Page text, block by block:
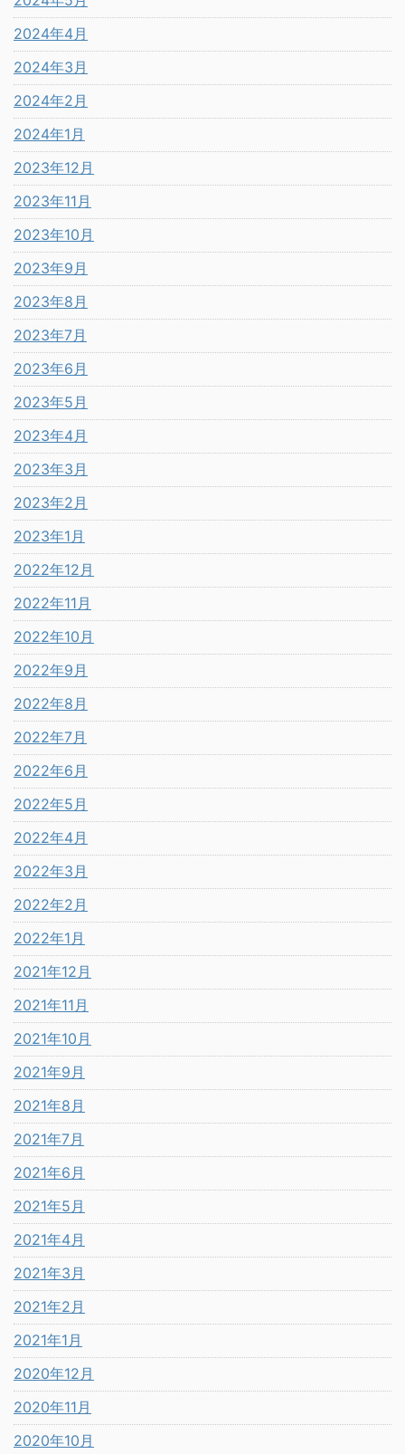
2024年4月
2024年3月
2024年2月
2024年1月
2023年12月
2023年11月
2023年10月
2023年9月
2023年8月
2023年7月
2023年6月
2023年5月
2023年4月
2023年3月
2023年2月
2023年1月
2022年12月
2022年11月
2022年10月
2022年9月
2022年8月
2022年7月
2022年6月
2022年5月
2022年4月
2022年3月
2022年2月
2022年1月
2021年12月
2021年11月
2021年10月
2021年9月
2021年8月
2021年7月
2021年6月
2021年5月
2021年4月
2021年3月
2021年2月
2021年1月
2020年12月
2020年11月
2020年10月